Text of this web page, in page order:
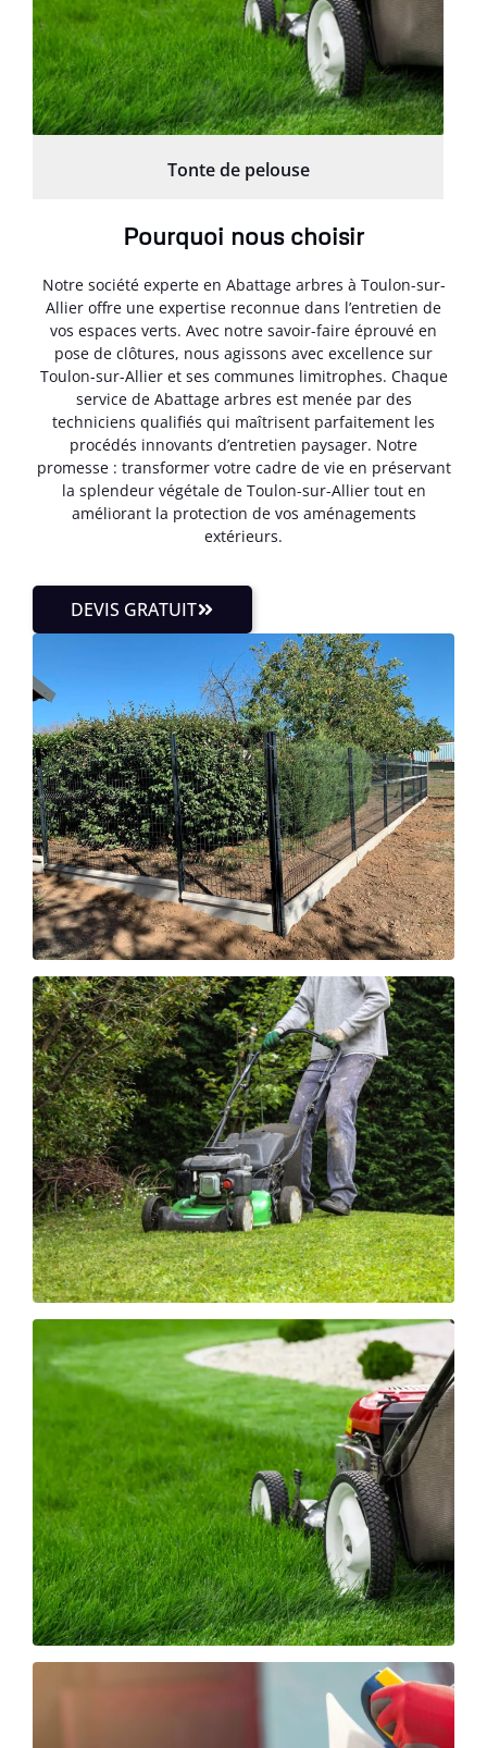
Tonte de pelouse
Pourquoi nous choisir
Notre société experte en Abattage arbres à Toulon-sur-
Allier offre une expertise reconnue dans l’entretien de
vos espaces verts. Avec notre savoir-faire éprouvé en
pose de clôtures, nous agissons avec excellence sur
Toulon-sur-Allier et ses communes limitrophes. Chaque
service de Abattage arbres est menée par des
techniciens qualifiés qui maîtrisent parfaitement les
procédés innovants d’entretien paysager. Notre
promesse : transformer votre cadre de vie en préservant
la splendeur végétale de Toulon-sur-Allier tout en
améliorant la protection de vos aménagements
extérieurs.
DEVIS GRATUIT